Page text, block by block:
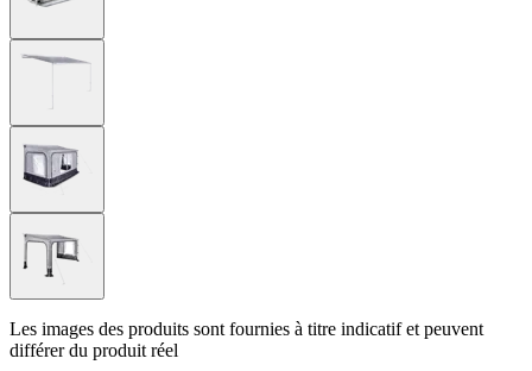
Les images des produits sont fournies à titre indicatif et peuvent
différer du produit réel